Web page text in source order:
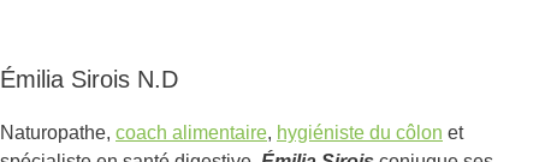
Émilia Sirois N.D
Naturopathe, coach alimentaire, hygiéniste du côlon et